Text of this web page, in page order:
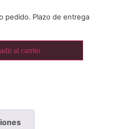
pedido. Plazo de entrega
al carrito